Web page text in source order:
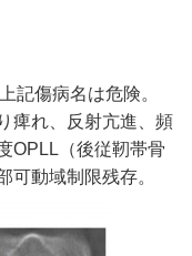
記傷病名は危険。
痺れ、反射亢進、頻
OPLL（後従靭帯骨
可動域制限残存。